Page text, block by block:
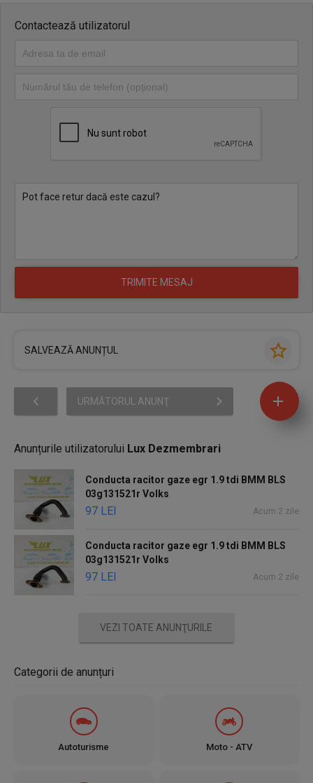
Contactează utilizatorul
SALVEAZĂ ANUNȚUL
URMĂTORUL ANUNŢ
Anunțurile utilizatorului Lux Dezmembrari
Conducta racitor gaze egr 1.9 tdi BMM BLS
03g131521r Volks
97 LEI Acum 2 zile
Conducta racitor gaze egr 1.9 tdi BMM BLS
03g131521r Volks
97 LEI Acum 2 zile
VEZI TOATE ANUNŢURILE
Categorii de anunțuri
Autoturisme Moto - ATV